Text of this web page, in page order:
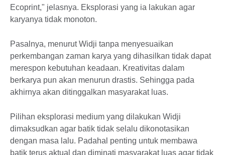
Ecoprint," jelasnya. Eksplorasi yang ia lakukan agar
karyanya tidak monoton.
Pasalnya, menurut Widji tanpa menyesuaikan
perkembangan zaman karya yang dihasilkan tidak dapat
merespon kebutuhan keadaan. Kreativitas dalam
berkarya pun akan menurun drastis. Sehingga pada
akhirnya akan ditinggalkan masyarakat luas.
Pilihan eksplorasi medium yang dilakukan Widji
dimaksudkan agar batik tidak selalu dikonotasikan
dengan masa lalu. Padahal penting untuk membawa
batik terus aktual dan diminati masyarakat luas agar tidak